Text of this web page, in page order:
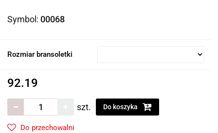
Symbol: 00068
Rozmiar bransoletki
92.19
szt. Do koszyka
Do przechowalni